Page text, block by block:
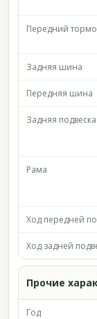
Передний
Задняя шина
Передняя шина
Задняя подвеска
Рама
Ход передней
Ход задней
Прочие
Год